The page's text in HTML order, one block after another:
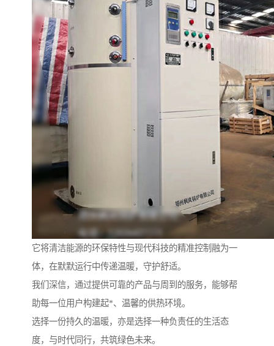
它将清洁能源的环保特性与现代科技的精准控制融为一
体，在默默运行中传递温暖，守护舒适。
我们深信，通过提供可靠的产品与周到的服务，能够帮
助每一位用户构建起*、温馨的供热环境。
选择一份持久的温暖，亦是选择一种负责任的生活态
度，与时代同行，共筑绿色未来。